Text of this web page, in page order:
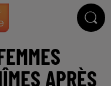
APRÈS